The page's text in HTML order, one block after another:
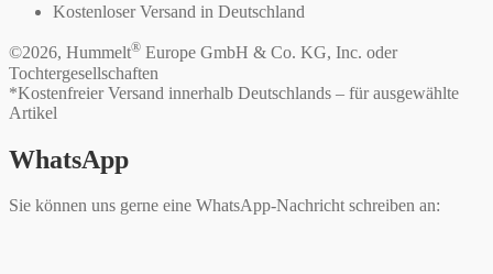
Kostenloser Versand in Deutschland
©2026, Hummelt® Europe GmbH & Co. KG, Inc. oder
Tochtergesellschaften
*Kostenfreier Versand innerhalb Deutschlands – für ausgewählte
Artikel
WhatsApp
Sie können uns gerne eine WhatsApp-Nachricht schreiben an: